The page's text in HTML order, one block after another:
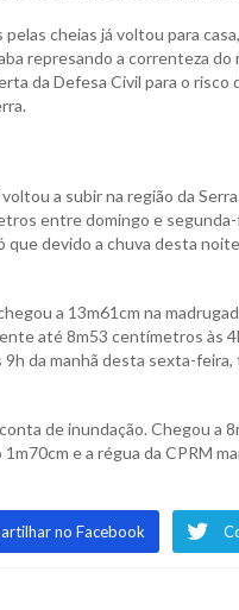
cheias já voltou para
represando a correnteza
da Defesa Civil para o
a subir na região da
entre domingo e
que devido a chuva desta
a 13m61cm na
até 8m53 centímetros às
9h da manhã desta sexta-
de inundação. Chegou a
e a régua da CPRM
no Facebook